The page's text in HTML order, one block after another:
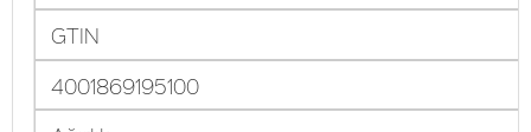
GTIN
4001869195100